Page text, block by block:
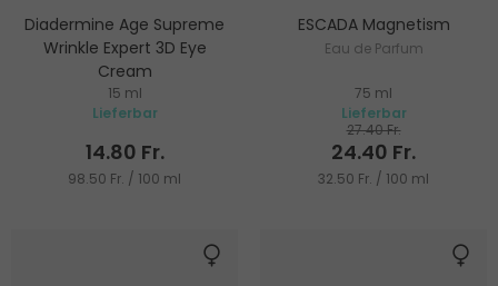
Diadermine Age Supreme
Wrinkle Expert 3D Eye
Cream
Anti-Falten Augencreme
15 ml
Lieferbar
14.80 Fr.
98.50 Fr. / 100 ml
ESCADA Magnetism
Eau de Parfum
75 ml
Lieferbar
27.40 Fr.
24.40 Fr.
32.50 Fr. / 100 ml